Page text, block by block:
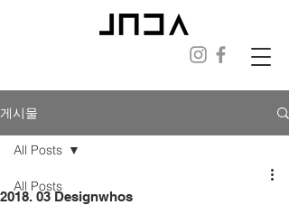
게시물
All Posts
All Posts
2018. 03 Designwhos